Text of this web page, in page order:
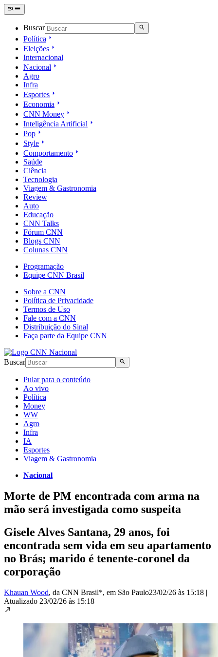
Buscar
Política
Eleições
Internacional
Nacional
Agro
Infra
Esportes
Economia
CNN Money
Inteligência Artificial
Pop
Style
Comportamento
Saúde
Ciência
Tecnologia
Viagem & Gastronomia
Review
Auto
Educação
CNN Talks
Fórum CNN
Blogs CNN
Colunas CNN
Programação
Equipe CNN Brasil
Sobre a CNN
Política de Privacidade
Termos de Uso
Fale com a CNN
Distribuição do Sinal
Faça parte da Equipe CNN
Buscar
Pular para o conteúdo
Ao vivo
Política
Money
WW
Agro
Infra
IA
Esportes
Viagem & Gastronomia
Nacional
Morte de PM encontrada com arma na
mão será investigada como suspeita
Gisele Alves Santana, 29 anos, foi
encontrada sem vida em seu apartamento
no Brás; marido é tenente-coronel da
corporação
Khauan Wood, da CNN Brasil*, em São Paulo23/02/26 às 15:18 |
Atualizado 23/02/26 às 15:18